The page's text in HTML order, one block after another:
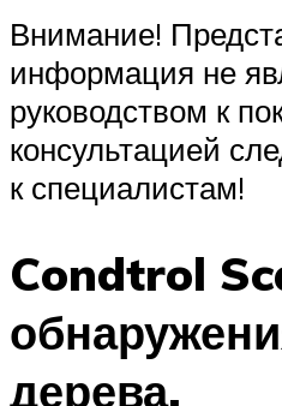
Внимание!
информация не
руководством к
консультацией
к специалистам!
Condtrol
дерева,